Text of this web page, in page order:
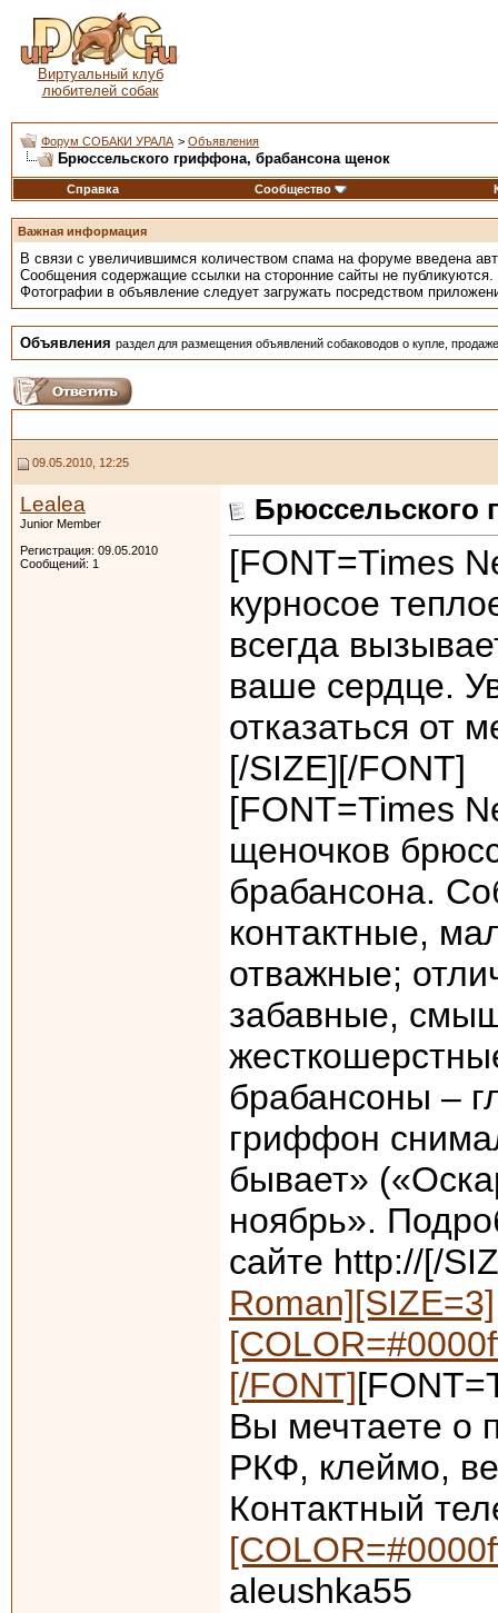
Виртуальный клуб
любителей собак
Форум СОБАКИ УРАЛА > Объявления
Брюссельского гриффона, брабансона щенок
Справка Сообщество
Важная информация
В связи с увеличившимся количеством спама на форуме введена
Сообщения содержащие ссылки на сторонние сайты не публикуются.
Фотографии в объявление следует загружать посредством
Объявления раздел для размещения объявлений собаководов о купле,
09.05.2010, 12:25
Lealea
Junior Member
Регистрация: 09.05.2010
Сообщений: 1
Брюссельского
[FONT=Times
курносое
всегда
ваше сердце.
отказаться от
[/SIZE][/FONT]
[FONT=Times
щеночков
брабансона.
контактные,
отважные;
забавные,
брабансоны –
гриффон
бывает»
ноябрь».
сайте http://[/
Roman][SIZE=3]
[/FONT]
Вы мечтаете о
РКФ, клеймо,
Контактный
aleushka55